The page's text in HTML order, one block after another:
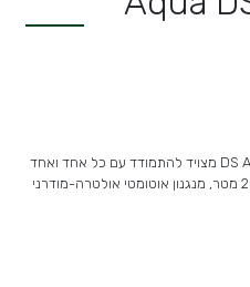
ה-DS Action Day-Date Powermatic 80 מצויד להתמודד עם כל אחד ואחד
מהם. שעון זה מציע עמידות למים עד 200 מטר, מנגנון אוטומטי אולטרה-מודרני